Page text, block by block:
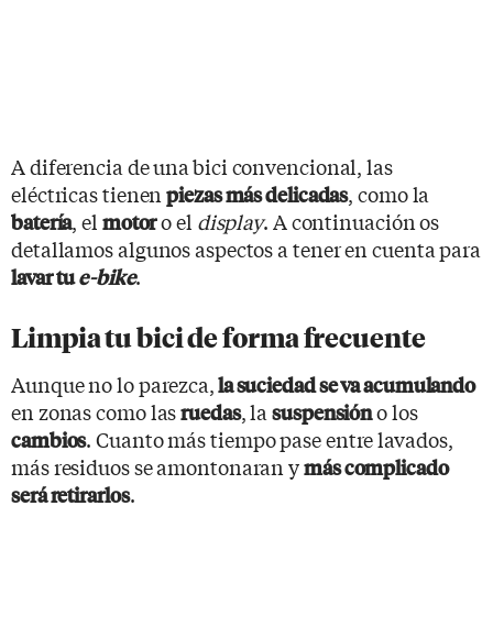
A diferencia de unabici convencional, las
eléctricas tienenpiezas más delicadas, como la
batería, el motoro el display. A continuación os
detallamos algunos aspectos a tener en cuenta para
lavartue-bike.
Limpia tu bici de forma frecuente
Aunque no lo parezca,la suciedad se va acumulando
en zonas como lasruedas, lasuspensióno los
cambios. Cuanto más tiempo pase entre lavados,
más residuos se amontonaran ymás complicado
será retirarlos.